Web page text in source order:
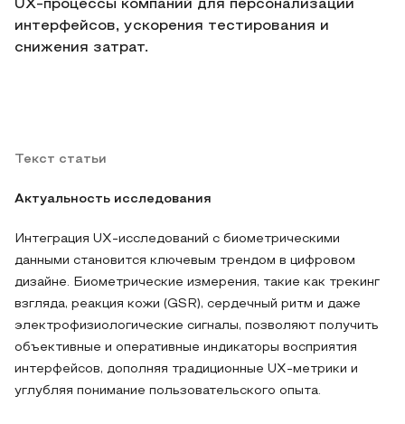
UX-процессы компаний для персонализации
интерфейсов, ускорения тестирования и
снижения затрат.
Текст статьи
Актуальность исследования
Интеграция UX‑исследований с биометрическими
данными становится ключевым трендом в цифровом
дизайне. Биометрические измерения, такие как трекинг
взгляда, реакция кожи (GSR), сердечный ритм и даже
электрофизиологические сигналы, позволяют получить
объективные и оперативные индикаторы восприятия
интерфейсов, дополняя традиционные UX‑метрики и
углубляя понимание пользовательского опыта.